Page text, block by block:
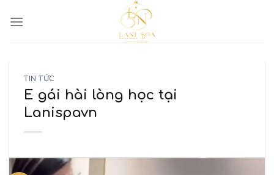
TIN TỨC
E gái hài lòng học tại
Lanispavn